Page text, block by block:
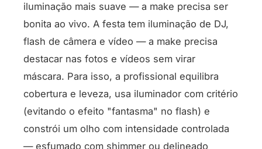
iluminação mais suave — a make precisa ser
bonita ao vivo. A festa tem iluminação de DJ,
flash de câmera e vídeo — a make precisa
destacar nas fotos e vídeos sem virar
máscara. Para isso, a profissional equilibra
cobertura e leveza, usa iluminador com critério
(evitando o efeito "fantasma" no flash) e
constrói um olho com intensidade controlada
— esfumado com shimmer ou delineado